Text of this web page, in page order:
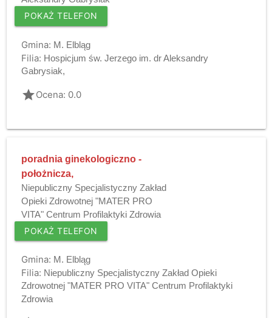
POKAŻ TELEFON
Gmina: M. Elbląg
Filia: Hospicjum św. Jerzego im. dr Aleksandry
Gabrysiak,
gradeOcena: 0.0
poradnia ginekologiczno -
położnicza,
Niepubliczny Specjalistyczny Zakład
Opieki Zdrowotnej "MATER PRO
VITA" Centrum Profilaktyki Zdrowia
POKAŻ TELEFON
Gmina: M. Elbląg
Filia: Niepubliczny Specjalistyczny Zakład Opieki
Zdrowotnej "MATER PRO VITA" Centrum Profilaktyki
Zdrowia